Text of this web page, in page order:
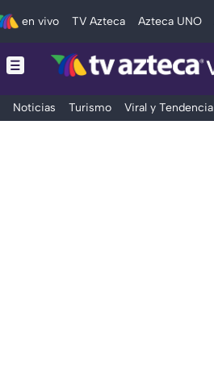
en vivo TV Azteca Azteca UNO
Noticias Turismo Viral y Tendencia